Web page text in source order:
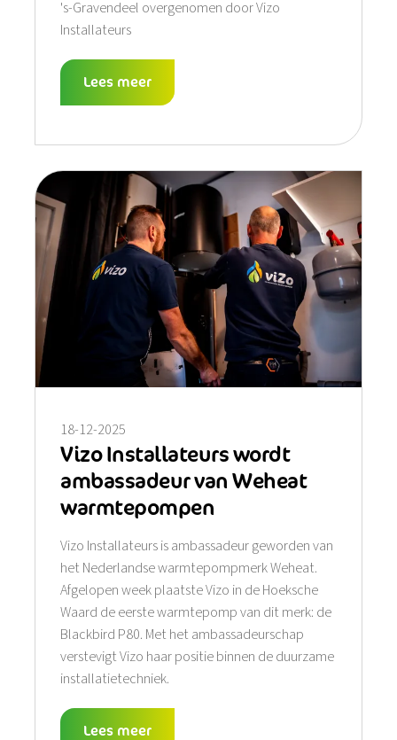
's-Gravendeel overgenomen door Vizo
Installateurs
Lees meer
18-12-2025
Vizo Installateurs wordt
ambassadeur van Weheat
warmtepompen
Vizo Installateurs is ambassadeur geworden van
het Nederlandse warmtepompmerk Weheat.
Afgelopen week plaatste Vizo in de Hoeksche
Waard de eerste warmtepomp van dit merk: de
Blackbird P80. Met het ambassadeurschap
verstevigt Vizo haar positie binnen de duurzame
installatietechniek.
Lees meer